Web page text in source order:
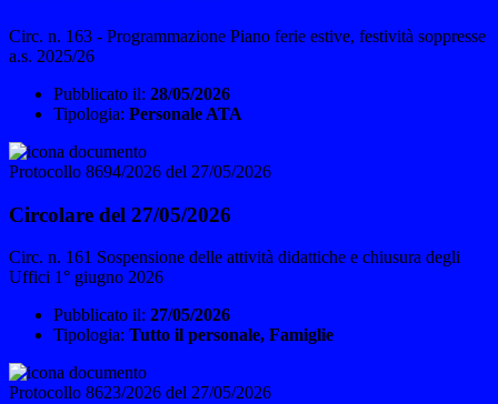
Circ. n. 163 - Programmazione Piano ferie estive, festività soppresse
a.s. 2025/26
Pubblicato il: 28/05/2026
Tipologia: Personale ATA
Protocollo 8694/2026 del 27/05/2026
Circolare del 27/05/2026
Circ. n. 161 Sospensione delle attività didattiche e chiusura degli
Uffici 1° giugno 2026
Pubblicato il: 27/05/2026
Tipologia: Tutto il personale, Famiglie
Protocollo 8623/2026 del 27/05/2026